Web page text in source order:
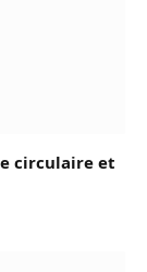
circulaire et